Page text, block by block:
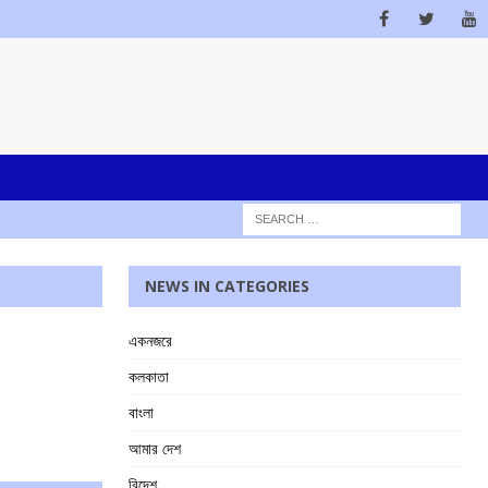
NEWS IN CATEGORIES
একনজরে
কলকাতা
বাংলা
আমার দেশ